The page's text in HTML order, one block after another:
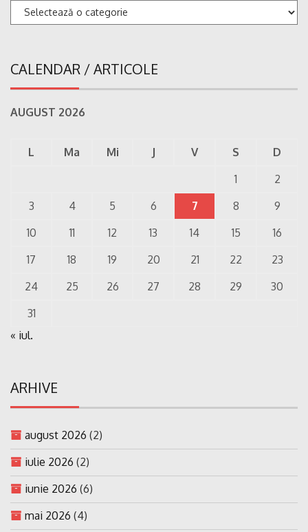
Categorii
CALENDAR / ARTICOLE
AUGUST 2026
L Ma Mi J V S
D
1
2
3
4 5 6 7 8
9
10
11 12 13 14 15
16
17
18 19 20 21 22
23
24
25 26 27 28 29
30
31
« iul.
ARHIVE
august 2026 (2)
iulie 2026 (2)
iunie 2026 (6)
mai 2026 (4)